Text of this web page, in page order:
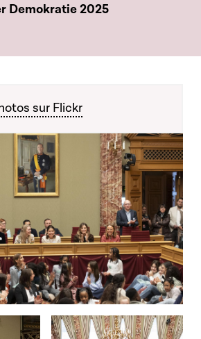
Demokratie 2025
sur Flickr